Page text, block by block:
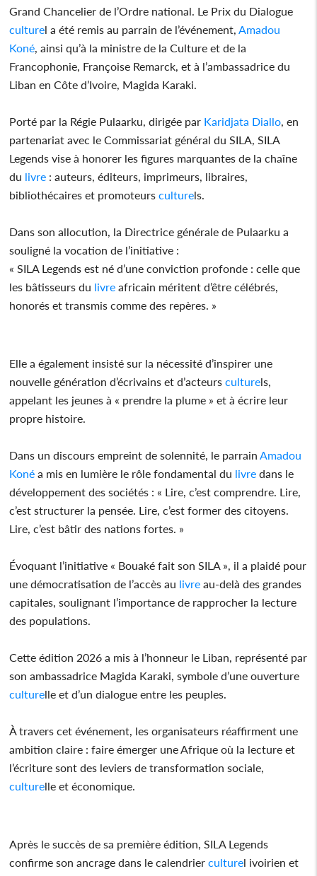
Grand Chancelier de l’Ordre national. Le Prix du Dialogue
culturel a été remis au parrain de l’événement, Amadou
Koné, ainsi qu’à la ministre de la Culture et de la
Francophonie, Françoise Remarck, et à l’ambassadrice du
Liban en Côte d’Ivoire, Magida Karaki.
Porté par la Régie Pulaarku, dirigée par Karidjata Diallo, en
partenariat avec le Commissariat général du SILA, SILA
Legends vise à honorer les figures marquantes de la chaîne
du livre : auteurs, éditeurs, imprimeurs, libraires,
bibliothécaires et promoteurs culturels.
Dans son allocution, la Directrice générale de Pulaarku a
souligné la vocation de l’initiative :
« SILA Legends est né d’une conviction profonde : celle que
les bâtisseurs du livre africain méritent d’être célébrés,
honorés et transmis comme des repères. »
Elle a également insisté sur la nécessité d’inspirer une
nouvelle génération d’écrivains et d’acteurs culturels,
appelant les jeunes à « prendre la plume » et à écrire leur
propre histoire.
Dans un discours empreint de solennité, le parrain Amadou
Koné a mis en lumière le rôle fondamental du livre dans le
développement des sociétés : « Lire, c’est comprendre. Lire,
c’est structurer la pensée. Lire, c’est former des citoyens.
Lire, c’est bâtir des nations fortes. »
Évoquant l’initiative « Bouaké fait son SILA », il a plaidé pour
une démocratisation de l’accès au livre au-delà des grandes
capitales, soulignant l’importance de rapprocher la lecture
des populations.
Cette édition 2026 a mis à l’honneur le Liban, représenté par
son ambassadrice Magida Karaki, symbole d’une ouverture
culturelle et d’un dialogue entre les peuples.
À travers cet événement, les organisateurs réaffirment une
ambition claire : faire émerger une Afrique où la lecture et
l’écriture sont des leviers de transformation sociale,
culturelle et économique.
Après le succès de sa première édition, SILA Legends
confirme son ancrage dans le calendrier culturel ivoirien et